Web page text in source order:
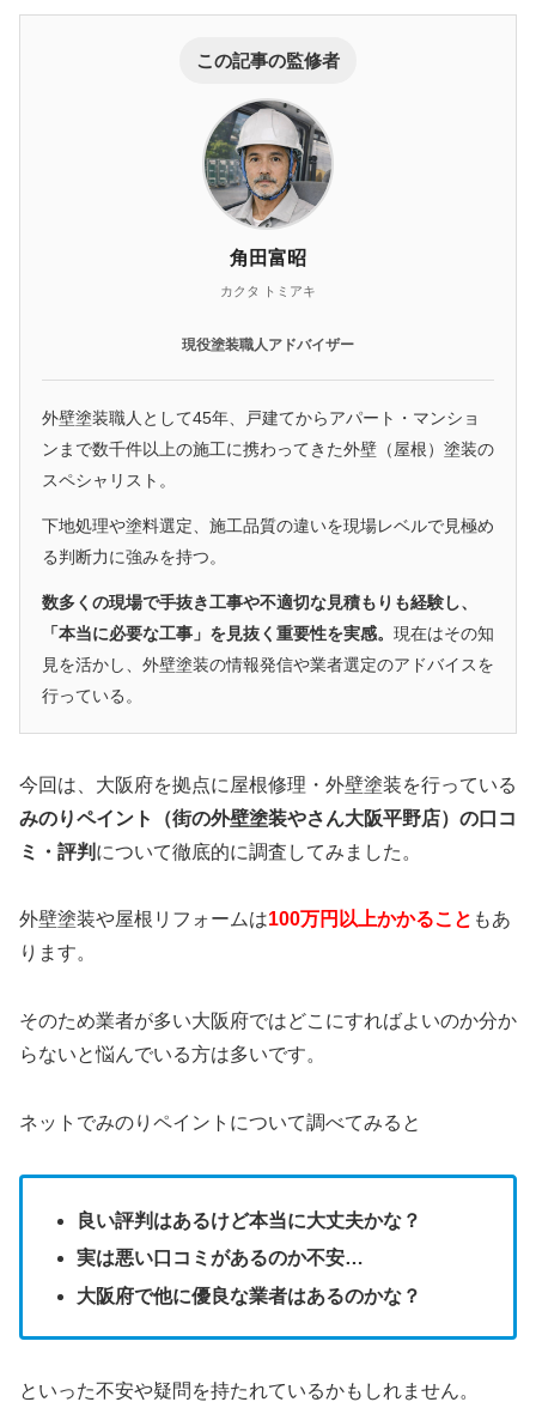
この記事の監修者
角田富昭
カクタ トミアキ
現役塗装職人アドバイザー
外壁塗装職人として45年、戸建てからアパート・マンショ
ンまで数千件以上の施工に携わってきた外壁（屋根）塗装の
スペシャリスト。
下地処理や塗料選定、施工品質の違いを現場レベルで見極め
る判断力に強みを持つ。
数多くの現場で手抜き工事や不適切な見積もりも経験し、
「本当に必要な工事」を見抜く重要性を実感。 現在はその知
見を活かし、外壁塗装の情報発信や業者選定のアドバイスを
行っている。
今回は、大阪府を拠点に屋根修理・外壁塗装を行っている
みのりペイント（街の外壁塗装やさん大阪平野店）の口コ
ミ・評判 について徹底的に調査してみました。
外壁塗装や屋根リフォームは100万円以上かかること もあ
ります。
そのため業者が多い大阪府ではどこにすればよいのか分か
らないと悩んでいる方は多いです。
ネットでみのりペイントについて調べてみると
良い評判はあるけど本当に大丈夫かな？
実は悪い口コミがあるのか不安…
大阪府で他に優良な業者はあるのかな？
といった不安や疑問を持たれているかもしれません。